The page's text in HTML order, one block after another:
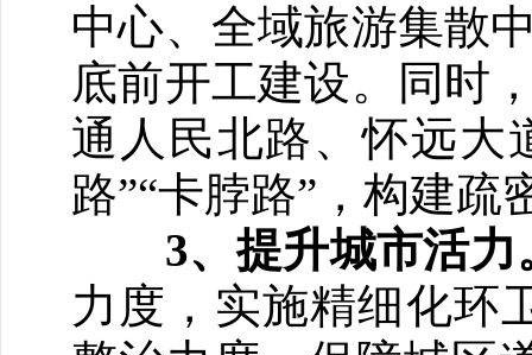
中心、全域旅游集散
底前开工建设。同时
通人民北路、怀远大
路”“卡脖路”，构建
3、提升城市活力
力度，实施精细化环